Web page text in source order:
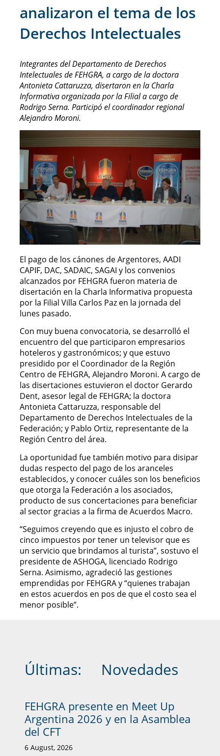
analizaron el tema de los
Derechos Intelectuales
Integrantes del Departamento de Derechos
Intelectuales de FEHGRA, a cargo de la doctora
Antonieta Cattaruzza, disertaron en la Charla
Informativa organizada por la Filial a cargo de
Rodrigo Serna. Participó el coordinador regional
Alejandro Moroni.
El pago de los cánones de Argentores, AADI
CAPIF, DAC, SADAIC, SAGAI y los convenios
alcanzados por FEHGRA fueron materia de
disertación en la Charla Informativa propuesta
por la Filial Villa Carlos Paz en la jornada del
lunes pasado.
Con muy buena convocatoria, se desarrolló el
encuentro del que participaron empresarios
hoteleros y gastronómicos; y que estuvo
presidido por el Coordinador de la Región
Centro de FEHGRA, Alejandro Moroni. A cargo de
las disertaciones estuvieron el doctor Gerardo
Dent, asesor legal de FEHGRA; la doctora
Antonieta Cattaruzza, responsable del
Departamento de Derechos Intelectuales de la
Federación; y Pablo Ortiz, representante de la
Región Centro del área.
La oportunidad fue también motivo para disipar
dudas respecto del pago de los aranceles
establecidos, y conocer cuáles son los beneficios
que otorga la Federación a los asociados,
producto de sus concertaciones para beneficiar
al sector gracias a la firma de Acuerdos Macro.
“Seguimos creyendo que es injusto el cobro de
cinco impuestos por tener un televisor que es
un servicio que brindamos al turista”, sostuvo el
presidente de ASHOGA, licenciado Rodrigo
Serna. Asimismo, agradeció las gestiones
emprendidas por FEHGRA y “quienes trabajan
en estos acuerdos en pos de que el costo sea el
menor posible”.
Últimas: Novedades
FEHGRA presente en Meet Up
Argentina 2026 y en la Asamblea
del CFT
6 August, 2026